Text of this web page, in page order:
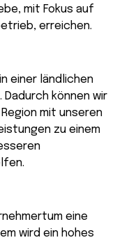
mit Fokus auf
erreichen.
einer ländlichen
Dadurch können wir
mit unseren
zu einem
eine
wird ein hohes